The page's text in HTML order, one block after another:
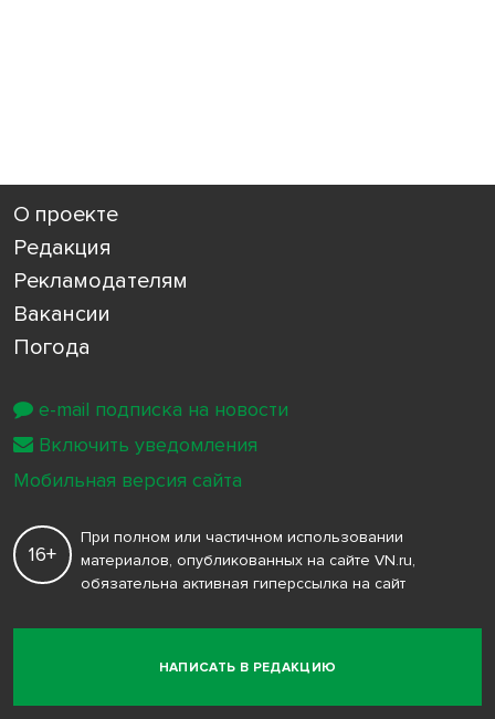
О проекте
Редакция
Рекламодателям
Вакансии
Погода
НАПИСАТЬ В РЕДАКЦИЮ
16+
При полном или частичном использовании
материалов, опубликованных на сайте VN.ru,
обязательна активная гиперссылка на сайт
e-mail подписка на новости
Включить уведомления
Мобильная версия сайта